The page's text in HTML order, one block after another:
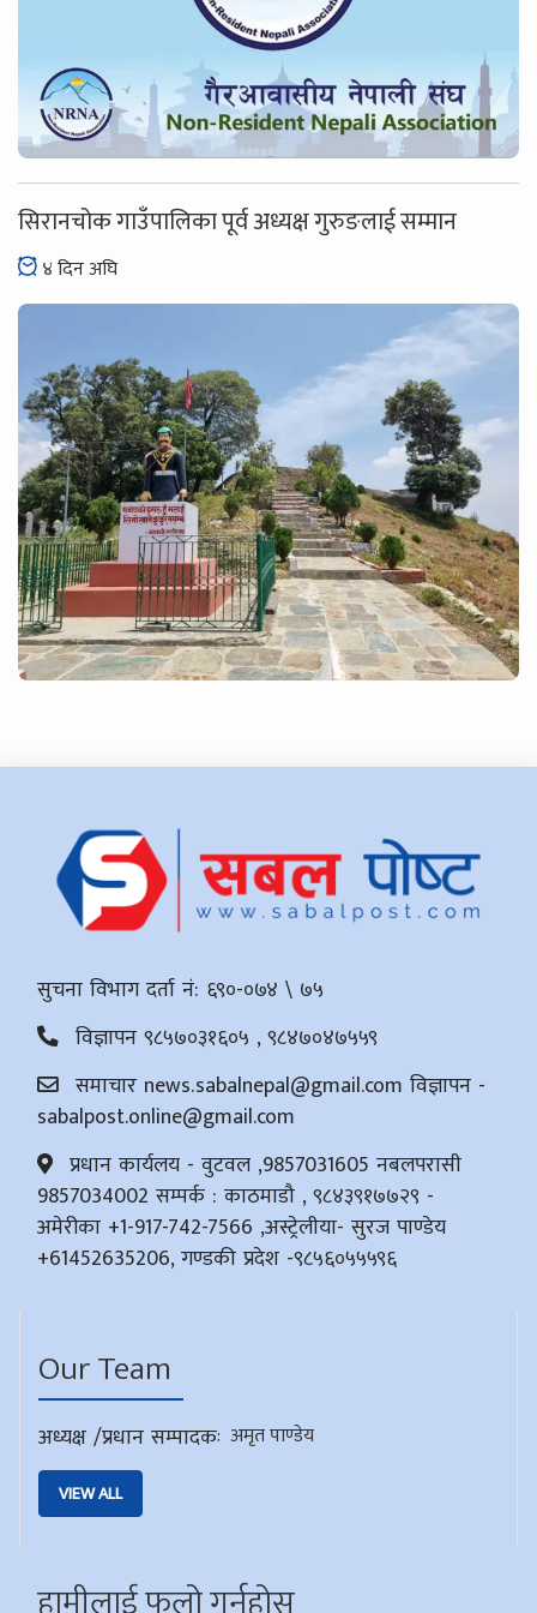
सिरानचोक गाउँपालिका पूर्व अध्यक्ष गुरुङलाई सम्मान
४ दिन अघि
सुचना विभाग दर्ता नं: ६९०-०७४ \ ७५
विज्ञापन ९८५७०३१६०५ , ९८४७०४७५५९
समाचार news.sabalnepal@gmail.com विज्ञापन -
sabalpost.online@gmail.com
प्रधान कार्यलय - वुटवल ,9857031605 नबलपरासी
9857034002 सम्पर्क : काठमाडौ , ९८४३९१७७२९ -
अमेरीका +1-917-742-7566 ,अस्ट्रेलीया- सुरज पाण्डेय
+61452635206, गण्डकी प्रदेश -९८५६०५५५९६
Our Team
अध्यक्ष /प्रधान सम्पादक: अमृत पाण्डेय
VIEW ALL